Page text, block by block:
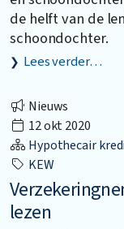
de helft van de
schoondochter.
Lees verder…
Nieuws
12 okt 2020
Hypothecair
KEW
lezen